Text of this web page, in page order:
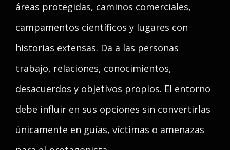
áreas protegidas, caminos comerciales,
campamentos científicos y lugares con
historias extensas. Da a las personas
trabajo, relaciones, conocimientos,
desacuerdos y objetivos propios. El entorno
debe influir en sus opciones sin convertirlas
únicamente en guías, víctimas o amenazas